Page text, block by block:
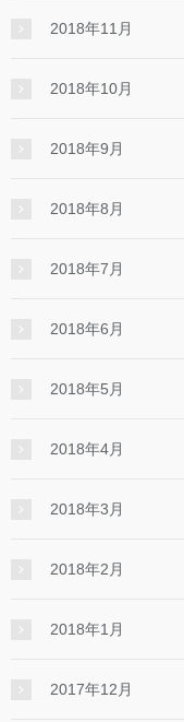
2018年11月
2018年10月
2018年9月
2018年8月
2018年7月
2018年6月
2018年5月
2018年4月
2018年3月
2018年2月
2018年1月
2017年12月